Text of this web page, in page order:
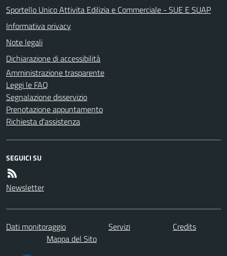
Sportello Unico Attivita Edilizia e Commerciale - SUE E SUAP
Informativa privacy
Note legali
Dichiarazione di accessibilità
Amministrazione trasparente
Leggi le FAQ
Segnalazione disservizio
Prenotazione appuntamento
Richiesta d'assistenza
SEGUICI SU
Newsletter
Dati monitoraggio Servizi
Credits
Mappa del Sito